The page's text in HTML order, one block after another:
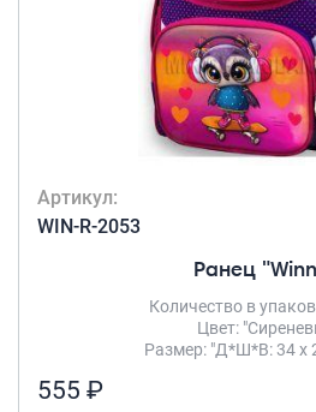
Артикул:
WIN-R-2053
Ранец
Количество в
Цвет:
Размер: "Д*Ш*В: 34 х
555 ₽